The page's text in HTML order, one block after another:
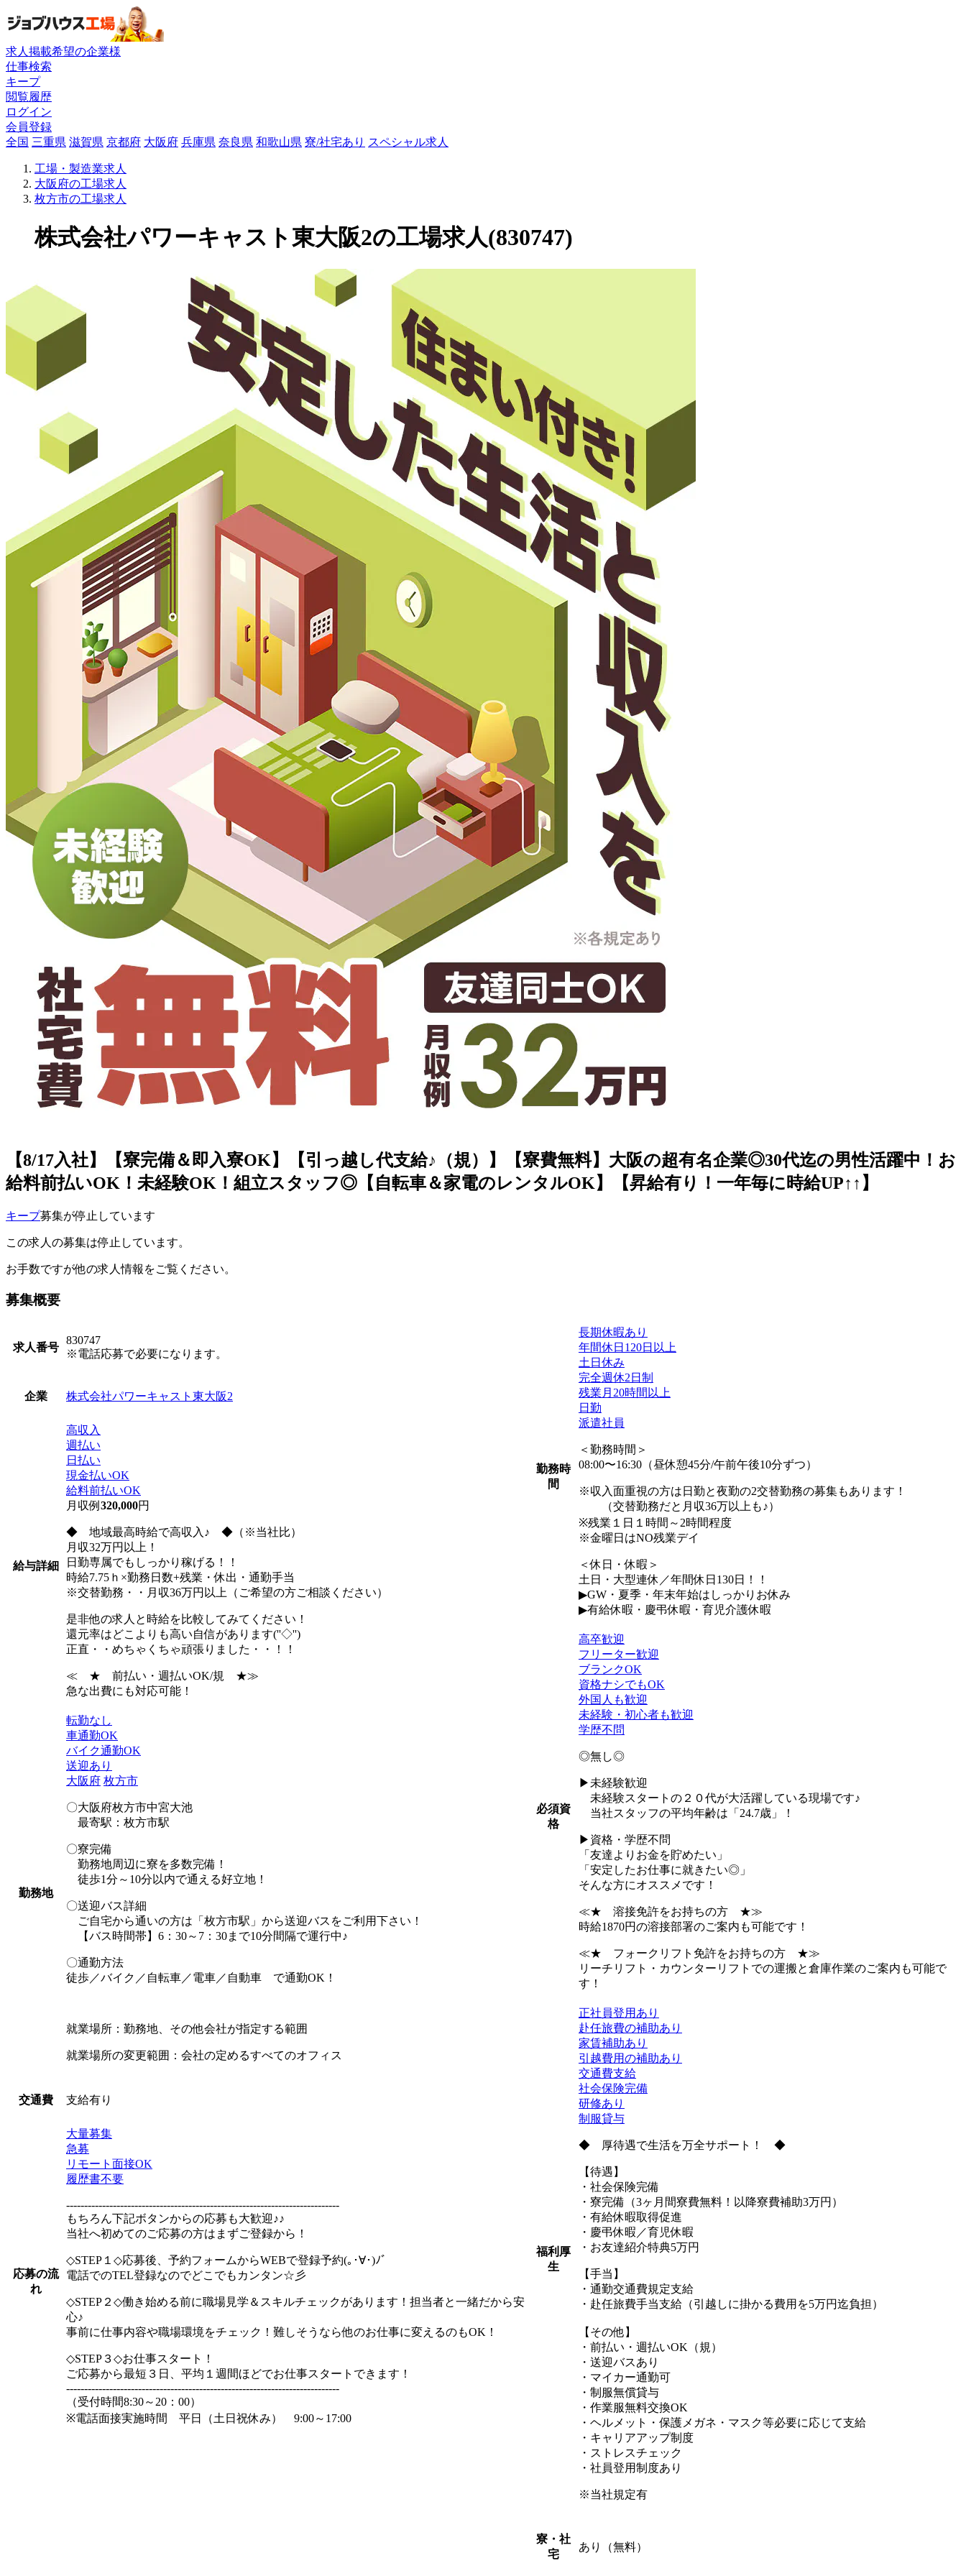
求人掲載希望の企業様
仕事検索
キープ
閲覧履歴
ログイン
会員登録
全国 三重県 滋賀県 京都府 大阪府 兵庫県 奈良県 和歌山県 寮/社宅あり スペシャル求人
工場・製造業求人
大阪府の工場求人
枚方市の工場求人
株式会社パワーキャスト東大阪2の工場求人(830747)
【8/17入社】【寮完備＆即入寮OK】【引っ越し代支給♪（規）】【寮費無料】大阪の超有名企業◎30代迄の男性活躍中！お
給料前払いOK！未経験OK！組立スタッフ◎【自転車＆家電のレンタルOK】【昇給有り！一年毎に時給UP↑↑】
キープ募集が停止しています
この求人の募集は停止しています。
お手数ですが他の求人情報をご覧ください。
募集概要
求人番号
830747
※電話応募で必要になります。
企業 株式会社パワーキャスト東大阪2
給与詳細
高収入
週払い
日払い
現金払いOK
給料前払いOK
月収例 320,000円
◆ 地域最高時給で高収入♪ ◆（※当社比）
月収32万円以上！
日勤専属でもしっかり稼げる！！
時給7.75ｈ×勤務日数+残業・休出・通勤手当
※交替勤務・・月収36万円以上（ご希望の方ご相談ください）
是非他の求人と時給を比較してみてください！
還元率はどこよりも高い自信があります(''◇'')ゞ
正直・・めちゃくちゃ頑張りました・・！！
≪ ★ 前払い・週払いOK/規 ★≫
急な出費にも対応可能！
勤務地
転勤なし
車通勤OK
バイク通勤OK
送迎あり
大阪府 枚方市
〇大阪府枚方市中宮大池
最寄駅：枚方市駅
〇寮完備
勤務地周辺に寮を多数完備！
徒歩1分～10分以内で通える好立地！
〇送迎バス詳細
ご自宅から通いの方は「枚方市駅」から送迎バスをご利用下さい！
【バス時間帯】6：30～7：30まで10分間隔で運行中♪
〇通勤方法
徒歩／バイク／自転車／電車／自動車 で通勤OK！
就業場所：勤務地、その他会社が指定する範囲
就業場所の変更範囲：会社の定めるすべてのオフィス
交通費 支給有り
応募の流
れ
大量募集
急募
リモート面接OK
履歴書不要
----------------------------------------------------------------------------
もちろん下記ボタンからの応募も大歓迎♪♪
当社へ初めてのご応募の方はまずご登録から！
◇STEP１◇応募後、予約フォームからWEBで登録予約(｡･∀･)ﾉﾞ
電話でのTEL登録なのでどこでもカンタン☆彡
◇STEP２◇働き始める前に職場見学＆スキルチェックがあります！担当者と一緒だから安
心♪
事前に仕事内容や職場環境をチェック！難しそうなら他のお仕事に変えるのもOK！
◇STEP３◇お仕事スタート！
ご応募から最短３日、平均１週間ほどでお仕事スタートできます！
----------------------------------------------------------------------------
（受付時間8:30～20：00）
※電話面接実施時間 平日（土日祝休み） 9:00～17:00
勤務時
間
長期休暇あり
年間休日120日以上
土日休み
完全週休2日制
残業月20時間以上
日勤
派遣社員
＜勤務時間＞
08:00〜16:30（昼休憩45分/午前午後10分ずつ）
※収入面重視の方は日勤と夜勤の2交替勤務の募集もあります！
（交替勤務だと月収36万以上も♪）
※残業１日１時間～2時間程度
※金曜日はNO残業デイ
＜休日・休暇＞
土日・大型連休／年間休日130日！！
▶GW・夏季・年末年始はしっかりお休み
▶有給休暇・慶弔休暇・育児介護休暇
必須資
格
高卒歓迎
フリーター歓迎
ブランクOK
資格ナシでもOK
外国人も歓迎
未経験・初心者も歓迎
学歴不問
◎無し◎
▶未経験歓迎
未経験スタートの２０代が大活躍している現場です♪
当社スタッフの平均年齢は「24.7歳」！
▶資格・学歴不問
「友達よりお金を貯めたい」
「安定したお仕事に就きたい◎」
そんな方にオススメです！
≪★ 溶接免許をお持ちの方 ★≫
時給1870円の溶接部署のご案内も可能です！
≪★ フォークリフト免許をお持ちの方 ★≫
リーチリフト・カウンターリフトでの運搬と倉庫作業のご案内も可能で
す！
福利厚
生
正社員登用あり
赴任旅費の補助あり
家賃補助あり
引越費用の補助あり
交通費支給
社会保険完備
研修あり
制服貸与
◆ 厚待遇で生活を万全サポート！ ◆
【待遇】
・社会保険完備
・寮完備（3ヶ月間寮費無料！以降寮費補助3万円）
・有給休暇取得促進
・慶弔休暇／育児休暇
・お友達紹介特典5万円
【手当】
・通勤交通費規定支給
・赴任旅費手当支給（引越しに掛かる費用を5万円迄負担）
【その他】
・前払い・週払いOK（規）
・送迎バスあり
・マイカー通勤可
・制服無償貸与
・作業服無料交換OK
・ヘルメット・保護メガネ・マスク等必要に応じて支給
・キャリアアップ制度
・ストレスチェック
・社員登用制度あり
※当社規定有
寮・社
宅
あり（無料）